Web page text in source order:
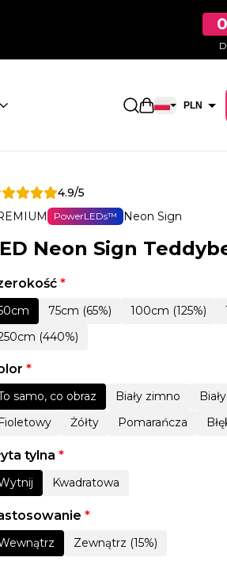
OtwartyPLN
4.9/5
PowerLEDs™ Neon Sign
Neon Sign
*
75cm (65%) 100cm (125%)
(440%)
*
samo, co obraz Biały zimno
Fioletowy
Żółty Pomarańcza
tylna *
Kwadratowa
*
Zewnątrz (15%)